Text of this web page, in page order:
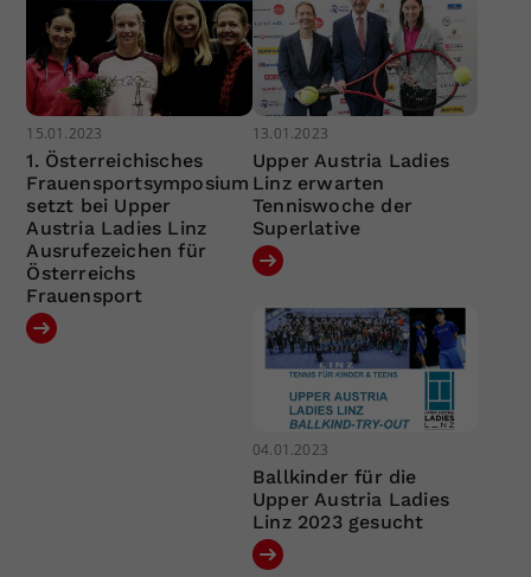
15.01.2023
1. Österreichisches
Frauensportsymposium
setzt bei Upper
Austria Ladies Linz
Ausrufezeichen für
Österreichs
Frauensport
13.01.2023
Upper Austria Ladies
Linz erwarten
Tenniswoche der
Superlative
04.01.2023
Ballkinder für die
Upper Austria Ladies
Linz 2023 gesucht